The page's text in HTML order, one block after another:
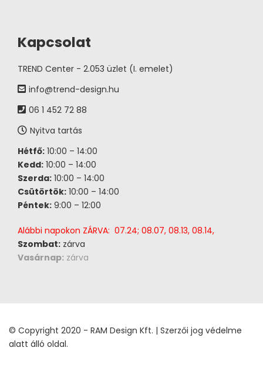
Kapcsolat
TREND Center - 2.053 üzlet (I. emelet)
info@trend-design.hu
06 1 452 72 88
Nyitva tartás
Hétfő: 10:00 – 14:00
Kedd: 10:00 – 14:00
Szerda: 10:00 – 14:00
Csütörtök: 10:00 – 14:00
Péntek: 9:00 – 12:00
Alábbi napokon ZÁRVA: 07.24; 08.07, 08.13, 08.14,
Szombat: zárva
Vasárnap: zárva
© Copyright 2020 - RAM Design Kft. | Szerzői jog védelme
alatt álló oldal.